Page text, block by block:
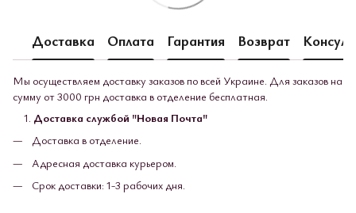
Доставка Оплата Гарантия Возврат
Мы осуществляем доставку заказов по всей Украине. Для заказов на
сумму от 3000 грн доставка в отделение бесплатная.
Доставка службой "Новая Почта"
Доставка в отделение.
Адресная доставка курьером.
Срок доставки: 1-3 рабочих дня.